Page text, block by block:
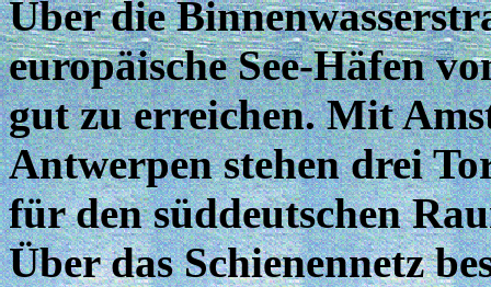
Über die
europäische See-Häfen
gut zu erreichen. Mit
Antwerpen stehen drei
für den süddeutschen
Über das Schienennetz